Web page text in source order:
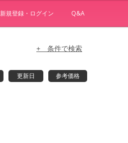
新規登録・ログイン Q&A
+ 条件で検索
更新日 参考価格